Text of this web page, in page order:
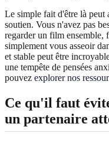
Le simple fait d'être là peut
soutien. Vous n'avez pas
regarder un film ensemble,
simplement vous asseoir
et stable peut être
une tempête de pensées
pouvez explorer nos
Ce qu'il faut
un partenaire